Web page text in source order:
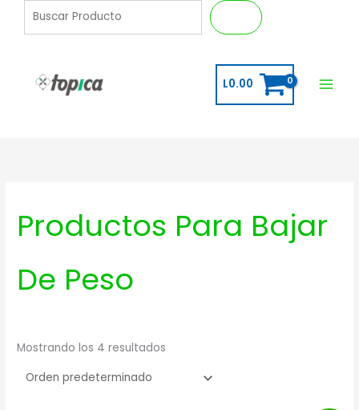
L0.00
Productos Para Bajar
De Peso
Mostrando los 4 resultados